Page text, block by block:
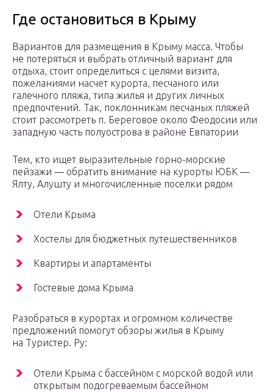
Где остановиться в Крыму
Вариантов для размещения в Крыму масса. Чтобы
не потеряться и выбрать отличный вариант для
отдыха, стоит определиться с целями визита,
пожеланиями насчет курорта, песчаного или
галечного пляжа, типа жилья и других личных
предпочтений. Так, поклонникам песчаных пляжей
стоит рассмотреть п. Береговое около Феодосии или
западную часть полуострова в районе Евпатории
Тем, кто ищет выразительные горно-морские
пейзажи — обратить внимание на курорты ЮБК —
Ялту, Алушту и многочисленные поселки рядом
Отели Крыма
Хостелы для бюджетных путешественников
Квартиры и апартаменты
Гостевые дома Крыма
Разобраться в курортах и огромном количестве
предложений помогут обзоры жилья в Крыму
на Туристер. Ру:
Отели Крыма с бассейном с морской водой или
открытым подогреваемым бассейном